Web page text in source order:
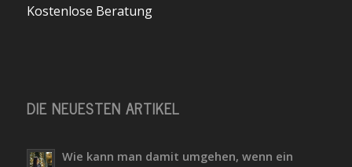
Kostenlose Beratung
DIE NEUESTEN ARTIKEL
Wie kann man damit umgehen, wenn ein